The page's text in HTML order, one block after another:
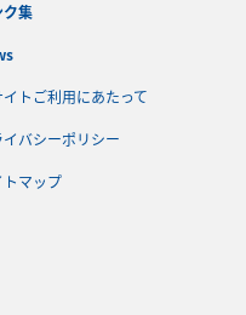
ク集
イトご利用にあたって
イバシーポリシー
トマップ